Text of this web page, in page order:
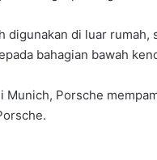
digunakan di luar
bahagian bawah
Munich, Porsche